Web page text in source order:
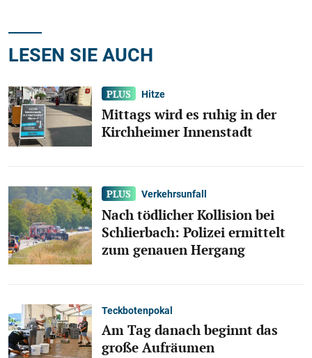
LESEN SIE AUCH
Hitze
Mittags wird es ruhig in der
Kirchheimer Innenstadt
Verkehrsunfall
Nach tödlicher Kollision bei
Schlierbach: Polizei ermittelt
zum genauen Hergang
Teckbotenpokal
Am Tag danach beginnt das
große Aufräumen